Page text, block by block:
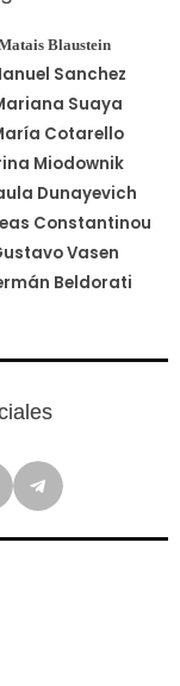
Blaustein
Sanchez
Suaya
Cotarello
Miodownik
Dunayevich
Constantinou
Vasen
Beldorati